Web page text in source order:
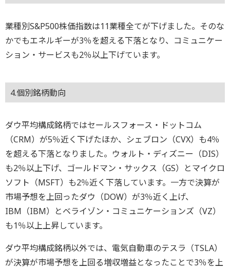
業種別S&P500株価指数は11業種全てが下げました。そのな
かでもエネルギーが3％を超える下落となり、コミュニケー
ション・サービスも2％以上下げています。
4.個別銘柄動向
ダウ平均構成銘柄ではセールスフォース・ドットコム
（CRM）が5％近く下げたほか、シェブロン（CVX）も4％
を超える下落となりました。ウォルト・ディズニー（DIS）
も2％以上下げ、ゴールドマン・サックス（GS）とマイクロ
ソフト（MSFT）も2％近く下落しています。一方で決算が
市場予想を上回ったダウ（DOW）が3％近く上げ、
IBM（IBM）とベライゾン・コミュニケーションズ（VZ）
も1％以上上昇しています。
ダウ平均構成銘柄以外では、電気自動車のテスラ（TSLA）
が決算が市場予想を上回る増収増益となったことで3％を上